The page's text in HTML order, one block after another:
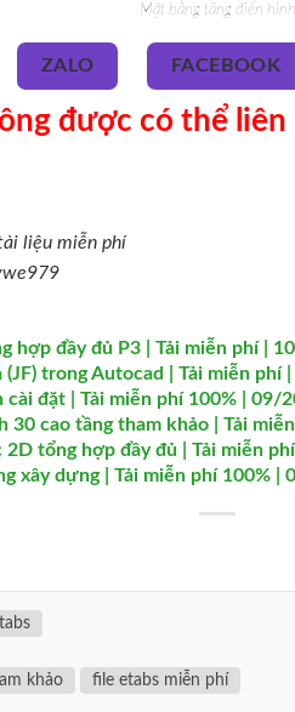
Mặt bằng tầng điển hình
ZALO FACEBOOK
được có thể
liệu miễn phí
hợp đầy đủ P3 | Tải miễn phí |
trong Autocad | Tải miễn phí
đặt | Tải miễn phí 100% | 09/
30 cao tầng tham khảo | Tải
tổng hợp đầy đủ | Tải miễn
xây dựng | Tải miễn phí 100% |
khảo file etabs miễn phí